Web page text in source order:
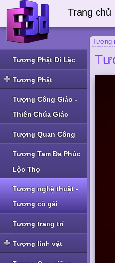
Trang chủ
Tượng
Tượng Phật Di Lặc
Tượng Phật
Tượng Phật Thích Ca
và Phật A Di Đà
Tượng Phật Bà Quan
Tượng Công Giáo -
Thiên Chúa Giáo
Tượng Quan Công
Tượng Tam Đa Phúc
Lộc Thọ
Tượng nghệ thuật -
Tượng cô gái
Tượng trang trí
Tượng linh vật
Tượng linh vật Nghê -